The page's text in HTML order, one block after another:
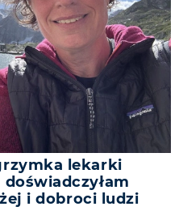
lekarki
i dobroci ludzi